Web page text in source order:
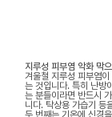
지루성 피부염 악화 막
겨울철 지루성 피부염
는 것입니다. 특히 난방
는 분들이라면 반드시
니다. 탁상용 가습기 등
두 번째는 기온에 신경